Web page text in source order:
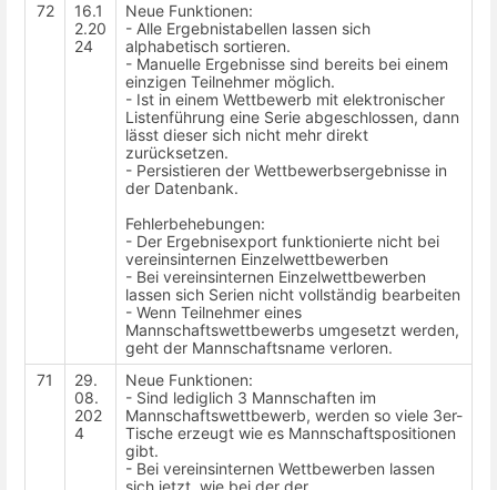
72
16.1
2.20
24
Neue Funktionen:
- Alle Ergebnistabellen lassen sich
alphabetisch sortieren.
- Manuelle Ergebnisse sind bereits bei einem
einzigen Teilnehmer möglich.
- Ist in einem Wettbewerb mit elektronischer
Listenführung eine Serie abgeschlossen, dann
lässt dieser sich nicht mehr direkt
zurücksetzen.
- Persistieren der Wettbewerbsergebnisse in
der Datenbank.
Fehlerbehebungen:
- Der Ergebnisexport funktionierte nicht bei
vereinsinternen Einzelwettbewerben
- Bei vereinsinternen Einzelwettbewerben
lassen sich Serien nicht vollständig bearbeiten
- Wenn Teilnehmer eines
Mannschaftswettbewerbs umgesetzt werden,
geht der Mannschaftsname verloren.
71
29.
08.
202
4
Neue Funktionen:
- Sind lediglich 3 Mannschaften im
Mannschaftswettbewerb, werden so viele 3er-
Tische erzeugt wie es Mannschaftspositionen
gibt.
- Bei vereinsinternen Wettbewerben lassen